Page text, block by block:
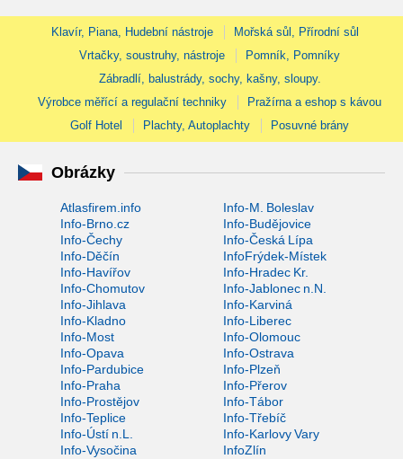
Klavír, Piana, Hudební nástroje
Mořská sůl, Přírodní sůl
Vrtačky, soustruhy, nástroje
Pomník, Pomníky
Zábradlí, balustrády, sochy, kašny, sloupy.
Výrobce měřící a regulační techniky
Pražírna a eshop s kávou
Golf Hotel
Plachty, Autoplachty Posuvné brány
Obrázky
Atlasfirem.info
Info-M. Boleslav
Info-Brno.cz
Info-Budějovice
Info-Čechy
Info-Česká Lípa
Info-Děčín
InfoFrýdek-Místek
Info-Havířov
Info-Hradec Kr.
Info-Chomutov
Info-Jablonec n.N.
Info-Jihlava
Info-Karviná
Info-Kladno
Info-Liberec
Info-Most
Info-Olomouc
Info-Opava
Info-Ostrava
Info-Pardubice
Info-Plzeň
Info-Praha
Info-Přerov
Info-Prostějov
Info-Tábor
Info-Teplice
Info-Třebíč
Info-Ústí n.L.
Info-Karlovy Vary
Info-Vysočina
InfoZlín